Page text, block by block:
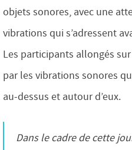
objets sonores, avec une
vibrations qui s’adressent
Les participants allongés
par les vibrations sonores
au-dessus et autour d’eux.
Dans le cadre de cette journée conviviale, jardinière et